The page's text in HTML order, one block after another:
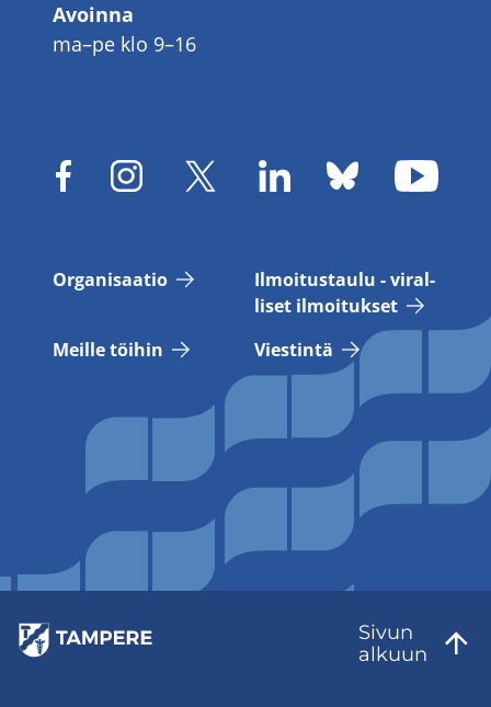
Avoinna
ma–pe klo 9–16
Or­ga­ni­saa­tio
Il­moi­tus­tau­lu - vi­ral­
li­set il­moi­tuk­set
Meil­le töi­hin
Vies­tin­tä
Sivun
al­kuun